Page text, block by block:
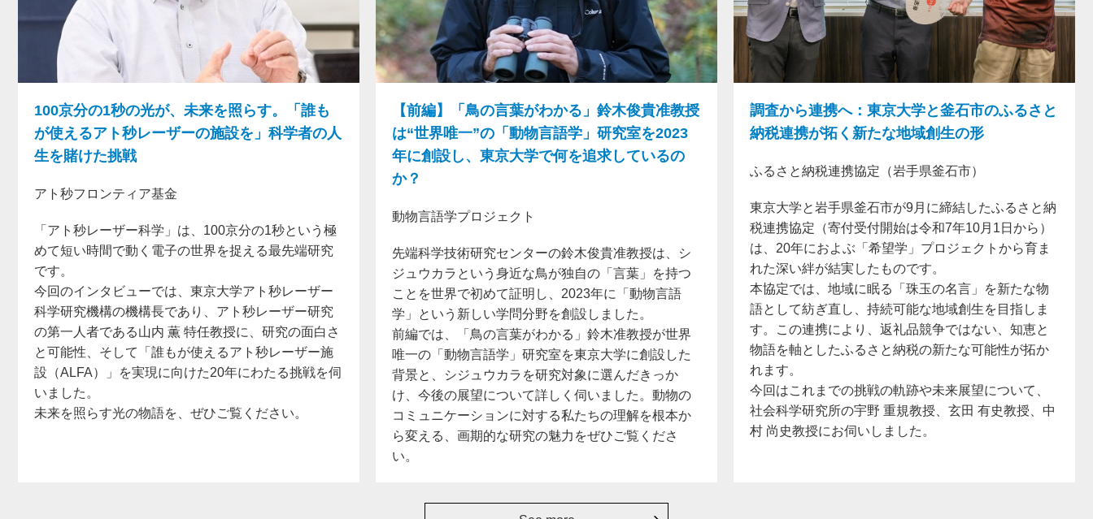
100京分の1秒の光が、未来を照らす。「誰も
が使えるアト秒レーザーの施設を」科学者の人
生を賭けた挑戦
アト秒フロンティア基金
「アト秒レーザー科学」は、100京分の1秒という極
めて短い時間で動く電子の世界を捉える最先端研究
です。
今回のインタビューでは、東京大学アト秒レーザー
科学研究機構の機構長であり、アト秒レーザー研究
の第一人者である山内 薫 特任教授に、研究の面白さ
と可能性、そして「誰もが使えるアト秒レーザー施
設（ALFA）」を実現に向けた20年にわたる挑戦を伺
いました。
未来を照らす光の物語を、ぜひご覧ください。
【前編】「鳥の言葉がわかる」鈴木俊貴准教授
は“世界唯一”の「動物言語学」研究室を2023
年に創設し、東京大学で何を追求しているの
か？
動物言語学プロジェクト
先端科学技術研究センターの鈴木俊貴准教授は、シ
ジュウカラという身近な鳥が独自の「言葉」を持つ
ことを世界で初めて証明し、2023年に「動物言語
学」という新しい学問分野を創設しました。
前編では、「鳥の言葉がわかる」鈴木准教授が世界
唯一の「動物言語学」研究室を東京大学に創設した
背景と、シジュウカラを研究対象に選んだきっか
け、今後の展望について詳しく伺いました。動物の
コミュニケーションに対する私たちの理解を根本か
ら変える、画期的な研究の魅力をぜひご覧くださ
い。
調査から連携へ：東京大学と釜石市のふるさと
納税連携が拓く新たな地域創生の形
ふるさと納税連携協定（岩手県釜石市）
東京大学と岩手県釜石市が9月に締結したふるさと納
税連携協定（寄付受付開始は令和7年10月1日から）
は、20年におよぶ「希望学」プロジェクトから育ま
れた深い絆が結実したものです。
本協定では、地域に眠る「珠玉の名言」を新たな物
語として紡ぎ直し、持続可能な地域創生を目指しま
す。この連携により、返礼品競争ではない、知恵と
物語を軸としたふるさと納税の新たな可能性が拓か
れます。
今回はこれまでの挑戦の軌跡や未来展望について、
社会科学研究所の宇野 重規教授、玄田 有史教授、中
村 尚史教授にお伺いしました。